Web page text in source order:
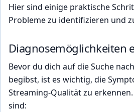
Hier sind einige praktische
Probleme zu identifizieren und
Diagnosemöglichkeiten
Bevor du dich auf die Suche
begibst, ist es wichtig, die
Streaming-Qualität zu
sind: